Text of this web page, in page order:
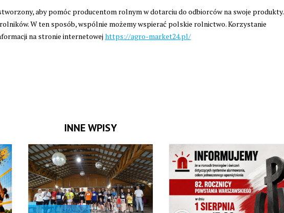
aby pomóc producentom rolnym w dotarciu do odbiorców na swoje produkty.
W ten sposób, wspólnie możemy wspierać polskie rolnictwo. Korzystanie
na stronie internetowej https://agro-market24.pl/
INNE WPISY